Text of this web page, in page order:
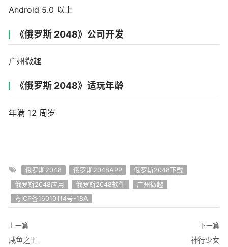
Android 5.0 以上
《俄罗斯 2048》公司开发
广州微趣
《俄罗斯 2048》适玩年龄
年满 12 周岁
俄罗斯2048 俄罗斯2048APP
俄罗斯2048下载
俄罗斯2048应用
俄罗斯2048软件
广州微趣
粤ICP备16010114号-18A
上一篇
咸鱼之王
下一篇
神行少女